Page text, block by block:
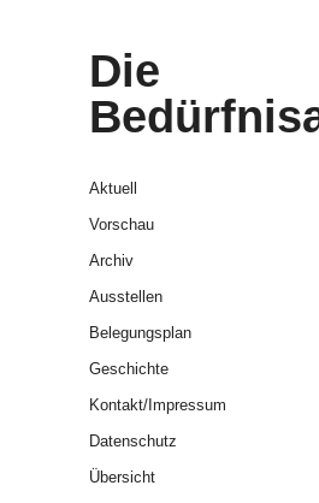
Die
Aktuell
Vorschau
Archiv
Ausstellen
Belegungsplan
Geschichte
Kontakt/Impressum
Datenschutz
Übersicht